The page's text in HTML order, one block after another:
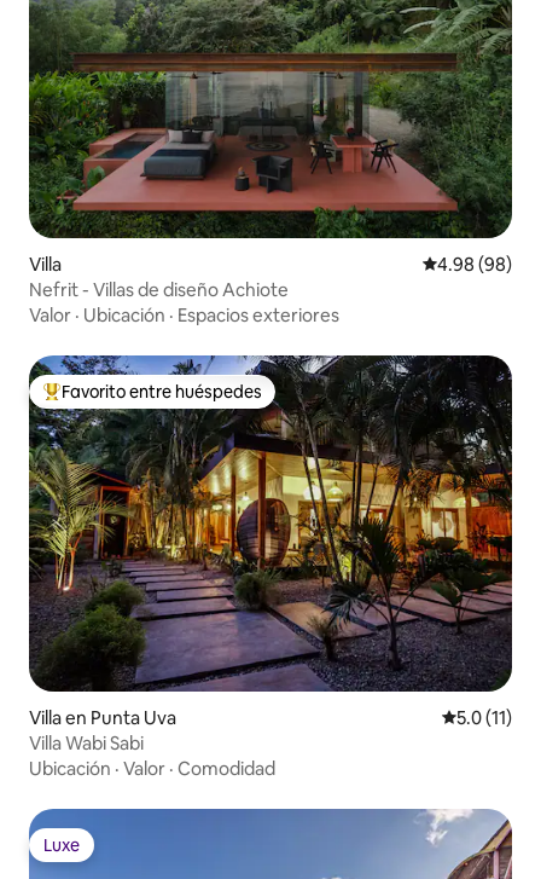
Villa Calificación
4.98 (98)
Nefrit - Villas de diseño Achiote
Valor · Ubicación · Espacios exteriores
De los mejores en Favorito entre huéspedes
Favorito entre huéspedes
Villa en Punta Uva Calificación
5.0 (11)
Villa Wabi Sabi
Ubicación · Valor · Comodidad
Luxe
Luxe